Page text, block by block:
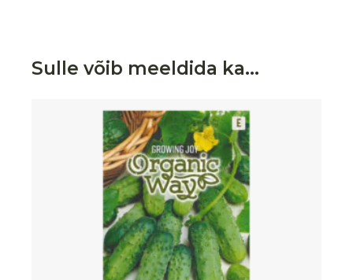
Sulle võib meeldida ka…